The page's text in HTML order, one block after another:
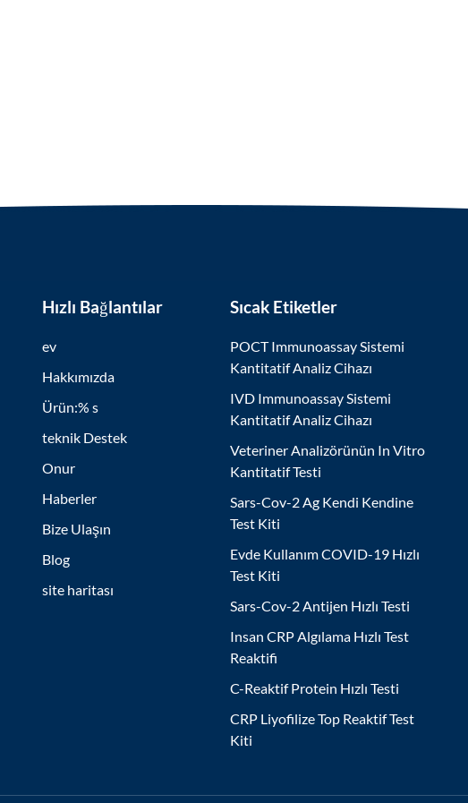
Hızlı Bağlantılar
ev
Hakkımızda
Ürün:% s
teknik Destek
Onur
Haberler
Bize Ulaşın
Blog
site haritası
Sıcak Etiketler
POCT Immunoassay Sistemi
Kantitatif Analiz Cihazı
IVD Immunoassay Sistemi
Kantitatif Analiz Cihazı
Veteriner Analizörünün In Vitro
Kantitatif Testi
Sars-Cov-2 Ag Kendi Kendine
Test Kiti
Evde Kullanım COVID-19 Hızlı
Test Kiti
Sars-Cov-2 Antijen Hızlı Testi
Insan CRP Algılama Hızlı Test
Reaktifi
C-Reaktif Protein Hızlı Testi
CRP Liyofilize Top Reaktif Test
Kiti